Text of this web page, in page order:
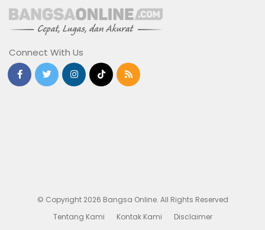
Connect With Us
© Copyright 2026 Bangsa Online. All Rights Reserved
Tentang Kami
Kontak Kami Disclaimer